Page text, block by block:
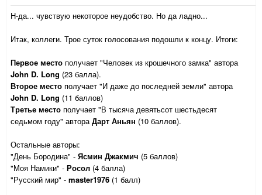
Н-да... чувствую некоторое неудобство. Но да ладно...
Итак, коллеги. Трое суток голосования подошли к концу. Итоги:
Первое место получает "Человек из крошечного замка" автора
John D. Long (23 балла).
Второе место получает "И даже до последней земли" автора
John D. Long (11 баллов)
Третье место получает "В тысяча девятьсот шестьдесят
седьмом году" автораДарт Аньян (10 баллов).
Остальные авторы:
"День Бородина" - Ясмин Джакмич (5 баллов)
"Моя Намики" - Росол (4 балла)
"Русский мир" - master1976 (1 балл)